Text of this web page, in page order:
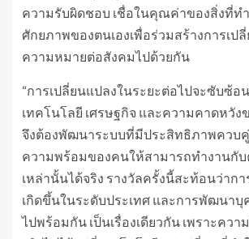
ความรับผิดชอบ เชื่อในคุณค่าของสิ่งที่ท
ศักยภาพของตนเองเพื่อร่วมสร้างการเป
ความหมายต่อสังคมไปด้วยกัน
“การเปลี่ยนแปลงในระยะต่อไปจะซับซ้อ
เทคโนโลยี เศรษฐกิจ และความคาดหวัง
จึงต้องพัฒนาระบบที่มีประสิทธิภาพควบคู่
ความพร้อมของคนให้สามารถทำงานกั
เหล่านั้นได้จริง รางวัลครั้งนี้สะท้อนว่าก
เกิดขึ้นในระดับประเทศ และการพัฒนาบุ
ไปพร้อมกัน เป็นเรื่องเดียวกัน เพราะควา